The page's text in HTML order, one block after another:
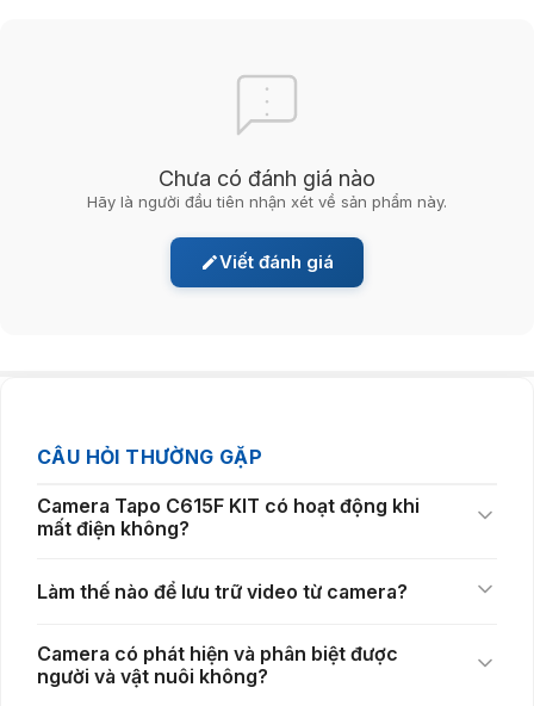
Camera có đèn pha 800 lumen hỗ trợ khảo sát ban
Camera WiFi ngoài trời Tapo C615F KITđược trang bị đèn pha thông
minh có độ sáng lên tới 800 lumen. Đèn sẽ tự động kích hoạt khi phát
hiện chuyển động giúp tăng cường khả năng quan sát và cảnh báo kết
quả lạ hơn. Người dùng cũng có thể tùy chỉnh độ sáng và góc chiếu
trực tiếp trên ứng dụng Tapo.
Chưa có đánh giá nào
Hãy là người đầu tiên nhận xét về sản phẩm này.
Viết đánh giá
CÂU HỎI THƯỜNG GẶP
Camera Tapo C615F KIT có hoạt động khi
mất điện không?
Làm thế nào để lưu trữ video từ camera?
Camera có phát hiện và phân biệt được
người và vật nuôi không?